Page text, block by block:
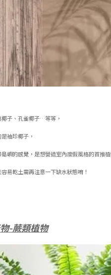
子、孔雀椰子…等等，
袖珍椰子，
嶼的感覺，是想營造室內度假風格的首推
易乾土需再注意一下缺水狀態唷！
-蕨類植物